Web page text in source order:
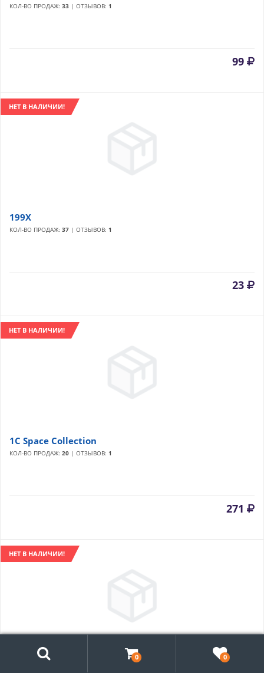
КОЛ-ВО ПРОДАЖ: 33 | ОТЗЫВОВ: 1
99
НЕТ В НАЛИЧИИ!
199X
КОЛ-ВО ПРОДАЖ: 37 | ОТЗЫВОВ: 1
23
НЕТ В НАЛИЧИИ!
1C Space Collection
КОЛ-ВО ПРОДАЖ: 20 | ОТЗЫВОВ: 1
271
НЕТ В НАЛИЧИИ!
0 0